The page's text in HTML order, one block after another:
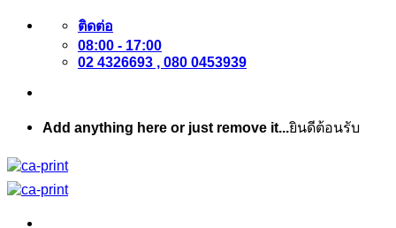
ข้าม
เนื้อหา
ติดต่อ
08:00 - 17:00
02 4326693 , 080 0453939
Add anything here or just remove it...ยินดีต้อนรับ